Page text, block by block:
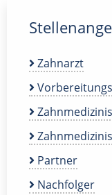
Zahnarzt
Partner
Nachfolger